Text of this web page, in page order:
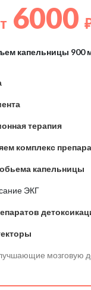
6000
капельницы 900
терапия
комплекс
капельницы
ЭКГ
мозговую